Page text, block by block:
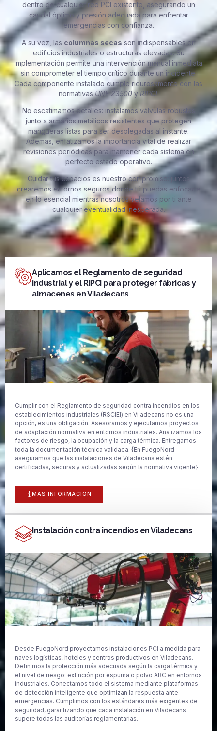
dentro de cualquier red PCI existente, asegurando un
caudal óptimo y presión adecuada para enfrentar
emergencias con confianza.
A su vez, las columnas secas son indispensables en
edificios industriales o estructuras elevadas. Su
implementación permite una intervención manual inmediata
sin comprometer el tiempo crítico durante un incidente.
Cada componente instalado cumple rigurosamente con las
normativasUNE 23500y RIPCI.
No escatimamos detalles: instalamos válvulas robustas
junto a armarios metálicos resistentes que protegen
mangueras listas para ser desplegadas al instante.
Además, enfatizamos la importancia vital de realizar
revisiones periódicas para mantener cada sistema en
perfecto estado operativo.
Cuidar tus espacios es nuestro compromiso: juntos
crearemos entornos seguros donde tú puedas enfocarte
en lo esencial mientras nosotros velamos por ti ante
cualquier eventualidad inesperada.
Aplicamos el Reglamento de seguridad
industrial y el RIPCI para proteger fábricas y
almacenes en Viladecans
Cumplir con el Reglamento de seguridad contra incendios en los
establecimientos industriales (RSCIEI) en Viladecans no es una
opción, es una obligación. Asesoramos y ejecutamos proyectos
de adaptación normativa en entornos industriales. Analizamos los
factores de riesgo, la ocupación y la carga térmica. Entregamos
toda la documentación técnica validada. {En FuegoNord
aseguramos que las instalaciones de Viladecans estén
certificadas, seguras y actualizadas según la normativa vigente}.
MAS INFORMACIÓN
Instalación contra incendios en Viladecans
Desde FuegoNord proyectamos instalaciones PCI a medida para
naves logísticas, hoteles y centros productivos en Viladecans.
Definimos la protección más adecuada según la carga térmica y
el nivel de riesgo: extinción por espuma o polvo ABC en entornos
industriales. Conectamos todo el sistema mediante plataformas
de detección inteligente que optimizan la respuesta ante
emergencias. Cumplimos con los estándares más exigentes de
seguridad, garantizando que cada instalación en Viladecans
supere todas las auditorías reglamentarias.